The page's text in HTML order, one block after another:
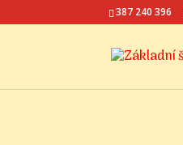
Spravovat Souhlas s cookies
387 240 396